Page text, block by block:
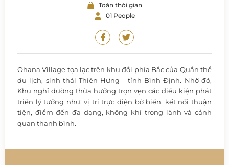
Toàn thời gian
01 People
Ohana Village tọa lạc trên khu đồi phía Bắc của Quần thể
du lịch, sinh thái Thiên Hưng - tỉnh Bình Định. Nhờ đó,
Khu nghỉ dưỡng thừa hưởng trọn vẹn các điều kiện phát
triển lý tưởng như: vị trí trực diện bờ biển, kết nối thuận
tiện, điểm đến đa dạng, không khí trong lành và cảnh
quan thanh bình.